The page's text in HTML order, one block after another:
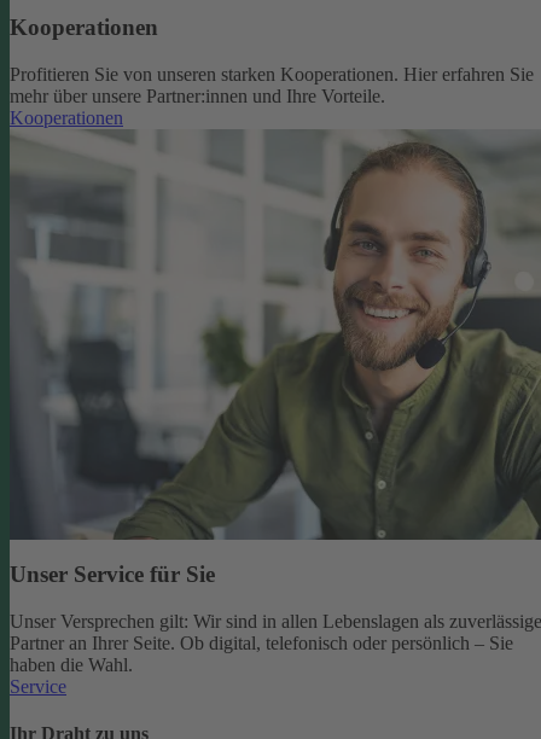
Kooperationen
Profitieren Sie von unseren starken Kooperationen. Hier erfahren Sie
mehr über unsere Partner:innen und Ihre Vorteile.
Kooperationen
Unser Service für Sie
Unser Versprechen gilt: Wir sind in allen Lebenslagen als
Partner an Ihrer Seite. Ob digital, telefonisch oder persönlich – Sie
haben die Wahl.
Service
Ihr Draht zu uns